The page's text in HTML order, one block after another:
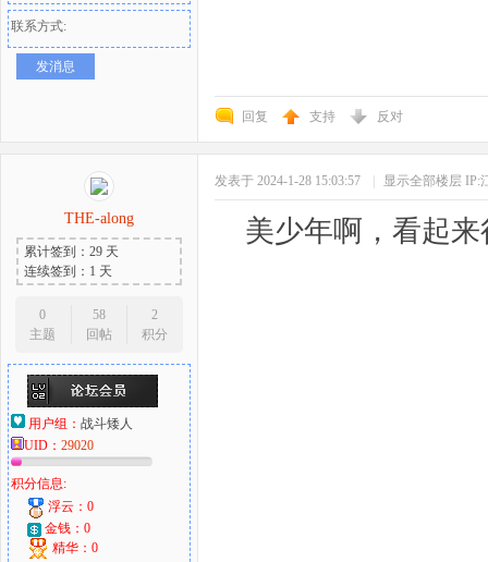
联系方式:
发消息
回复 支持 反对
THE-along
累计签到：29 天
连续签到：1 天
0
主题
58
回帖
2
积分
用户组： 战斗矮人
UID： 29020
积分信息:
浮云：0
金钱：0
精华：0
发表于 2024-1-28 15:03:57 显示全部楼层 IP:
美少年啊，看起